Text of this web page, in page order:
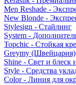
Men Reshade -
New Blonde -
Stylesign - Стайлинг
System -
Topchic - Стойкая
Greymy (Швейцария)
Shine - Свет и блеск
Style - Средства
Color - Линия для